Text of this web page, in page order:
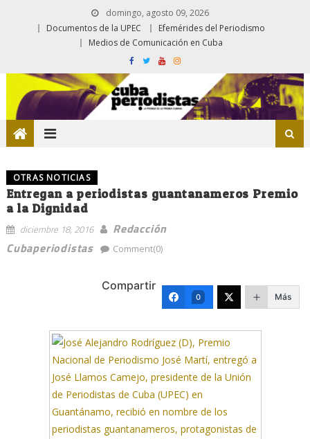
domingo, agosto 09, 2026
Documentos de la UPEC
Efemérides del Periodismo
Medios de Comunicación en Cuba
OTRAS NOTICIAS
Entregan a periodistas guantanameros Premio
a la Dignidad
diciembre 18, 2016
Redacción
Cubaperiodistas
Comment(0)
Compartir
0 Más